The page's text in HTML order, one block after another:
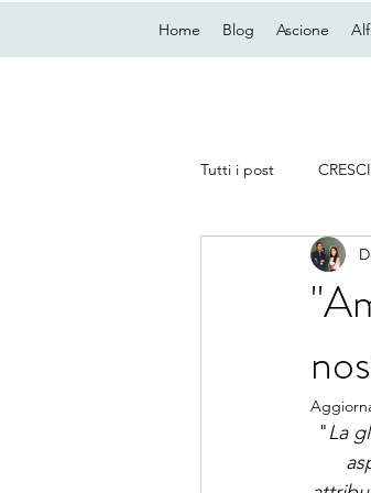
Home Blog Ascione
Tutti i post
"La